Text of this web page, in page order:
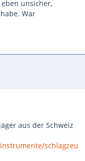
Tom-Sounds
Beides
und dir überlegen,
im
irgendwie fehl
unsicher,
War
aus der Schweiz
schlagzeu